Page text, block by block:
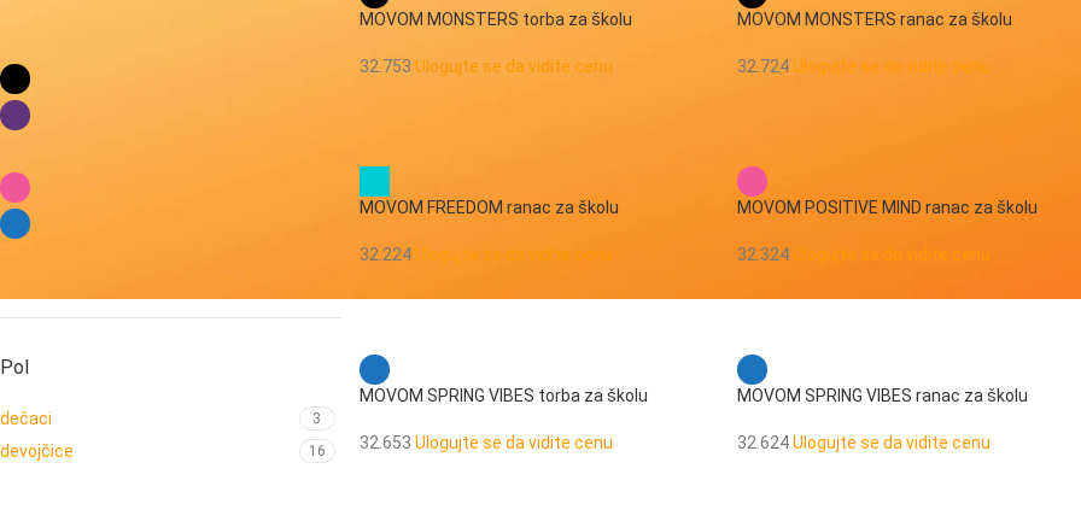
Pol
dečaci 3
devojčice 16
MOVOM MONSTERS torba za školu
32.753 Ulogujte se da vidite cenu
MOVOM MONSTERS ranac za školu
32.724 Ulogujte se da vidite cenu
MOVOM FREEDOM ranac za školu
32.224 Ulogujte se da vidite cenu
MOVOM POSITIVE MIND ranac za školu
32.324 Ulogujte se da vidite cenu
MOVOM SPRING VIBES torba za školu
32.653 Ulogujte se da vidite cenu
MOVOM SPRING VIBES ranac za školu
32.624Ulogujte se da vidite cenu